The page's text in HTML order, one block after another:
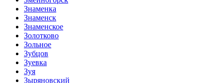
Знаменка
Знаменск
Знаменское
Золотково
Зольное
Зубцов
Зуевка
Зуя
Зыряновский